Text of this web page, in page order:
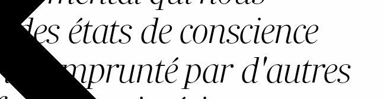
états de conscience
emprunté par d'autres